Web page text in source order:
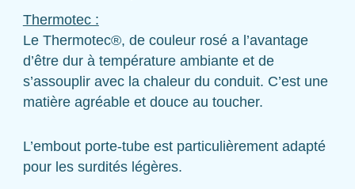
Thermotec :
Le Thermotec®, de couleur rosé a l’avantage
d’être dur à température ambiante et de
s’assouplir avec la chaleur du conduit. C’est une
matière agréable et douce au toucher.
L’embout porte-tube est particulièrement adapté
pour les surdités légères.